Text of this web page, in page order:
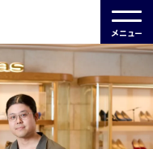
メニュー